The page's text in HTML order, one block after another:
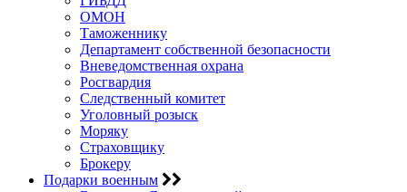
ОМОН
Таможеннику
Департамент собственной безопасности
Вневедомственная охрана
Росгвардия
Следственный комитет
Уголовный розыск
Моряку
Страховщику
Брокеру
Подарки военным